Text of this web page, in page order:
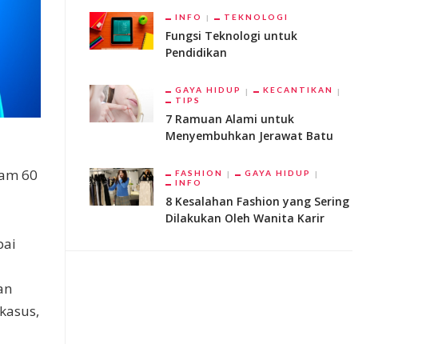
60
INFO TEKNOLOGI
Fungsi Teknologi untuk
Pendidikan
GAYA HIDUP
KECANTIKAN
TIPS
7 Ramuan Alami untuk
Menyembuhkan Jerawat Batu
FASHION
GAYA HIDUP
INFO
8 Kesalahan Fashion yang Sering
Dilakukan Oleh Wanita Karir